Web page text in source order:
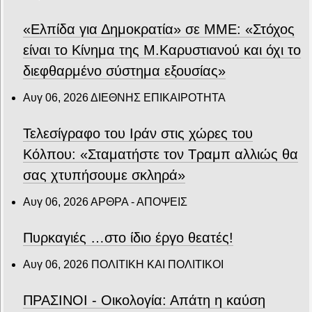
«Ελπίδα για Δημοκρατία» σε ΜΜΕ: «Στόχος
είναι το Κίνημα της Μ.Καρυστιανού και όχι το
διεφθαρμένο σύστημα εξουσίας»
Αυγ 06, 2026ΔΙΕΘΝΗΣ ΕΠΙΚΑΙΡΟΤΗΤΑ
Τελεσίγραφο του Ιράν στις χώρες του
Κόλπου: «Σταματήστε τον Τραμπ αλλιώς θα
σας χτυπήσουμε σκληρά»
Αυγ 06, 2026ΑΡΘΡΑ - ΑΠΟΨΕΙΣ
Πυρκαγιές …στο ίδιο έργο θεατές!
Αυγ 06, 2026 ΠΟΛΙΤΙΚΗ ΚΑΙ ΠΟΛΙΤΙΚΟΙ
ΠΡΑΣΙΝΟΙ - Οικολογία: Απάτη η καύση